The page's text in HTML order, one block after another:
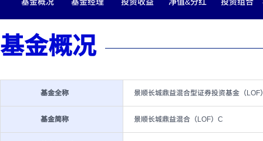
基金概况
基金全称 景顺长城鼎益混合型证券投资基金（LOF
基金简称 景顺长城鼎益混合（LOF）C